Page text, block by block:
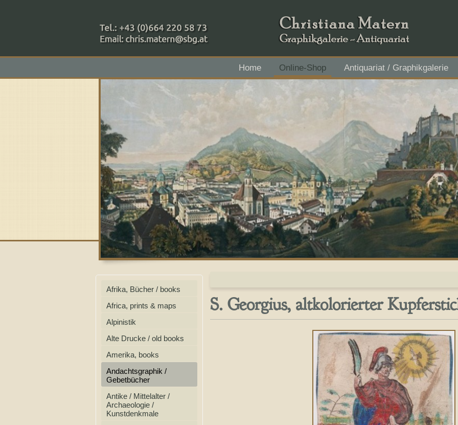
+43 (0)664 220 58 73
Home Online-Shop
Antiquariat / Graphikgalerie
Zahlungsmethoden: RAIBA - Flachgau Mitte - IBAN AT43 3501 5000 2611 3027, BIC
Afrika, Bücher / books
Africa, prints & maps
Alpinistik
Alte Drucke / old books
Amerika, books
Andachtsgraphik /
Gebetbücher
Antike / Mittelalter /
Archaeologie /
Kunstdenkmale
S. Georgius, altkolorierter